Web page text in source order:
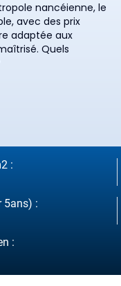
nancéienne, le
avec des prix
adaptée aux
Quels
:
5ans) :
: